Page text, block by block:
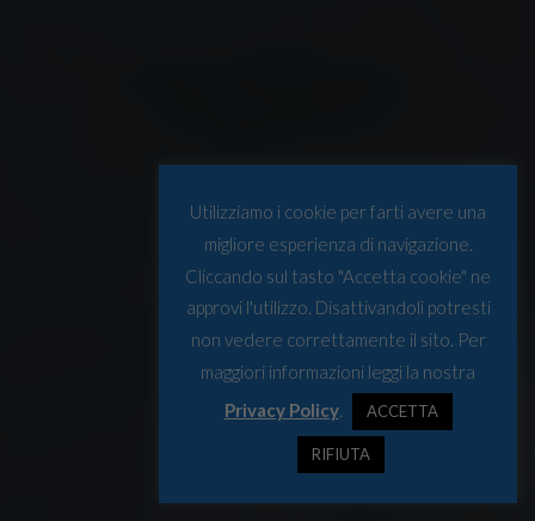
Utilizziamo i cookie per farti avere una
migliore esperienza di navigazione.
Cliccando sul tasto "Accetta cookie" ne
approvi l'utilizzo. Disattivandoli potresti
non vedere correttamente il sito. Per
maggiori informazioni leggi la nostra
Privacy Policy. ACCETTA
RIFIUTA